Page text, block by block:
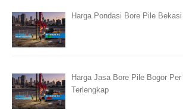
Harga Pondasi Bore Pile
Harga Jasa Bore Pile Bogor
Terlengkap